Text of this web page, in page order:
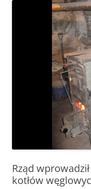
Rząd
kotłów